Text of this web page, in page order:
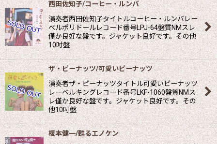
西田佐知子/コーヒー・ルンバ
演奏者西田佐知子タイトルコーヒー・ルンバレー
べルポリドールレコード番号LPJ-64盤質NMスレ
僅か良好な盤です。ジャケット良好です。その他
10吋盤
ザ・ピーナッツ/可愛いピーナッツ
演奏者ザ・ピーナッツタイトル可愛いピーナッツ
レーべルキングレコード番号LKF-1060盤質NMス
レ僅か良好な盤です。ジャケット良好です。その
他10吋盤
榎本健一/甦るエノケン